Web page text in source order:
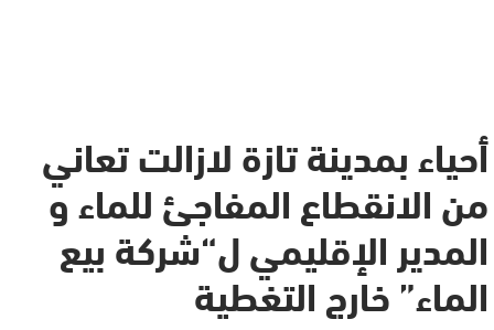
أحياء بمدينة تازة لازالت تعاني
من الانقطاع المفاجئ للماء و
المدير الإقليمي ل“شركة بيع
الماء” خارج التغطية